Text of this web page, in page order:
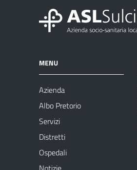
MENU
Azienda
Albo Pretorio
Servizi
Distretti
Ospedali